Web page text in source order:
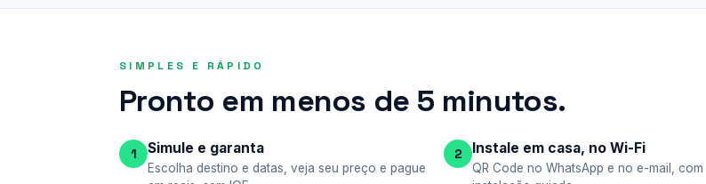
SIMPLES E RÁPIDO
Pronto em menos de 5 minutos.
1 Simule e garanta
Escolha destino e datas, veja seu preço e pague
2 Instale em casa, no Wi-Fi
QR Code no WhatsApp e no e-mail, com